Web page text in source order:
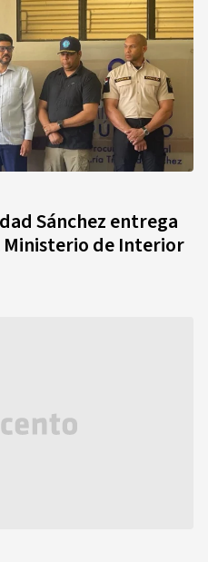
Sánchez entrega
Ministerio de Interior